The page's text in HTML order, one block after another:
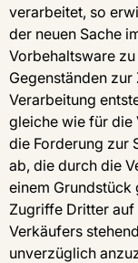
verarbeitet, so
der neuen Sache
Vorbehaltsware
Gegenständen
Verarbeitung
gleiche wie für die
die Forderung zur
ab, die durch die
einem Grundstück
Zugriffe Dritter
Verkäufers
unverzüglich